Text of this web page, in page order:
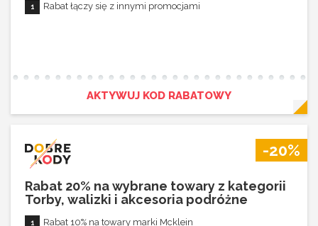
Rabat łączy się z innymi promocjami
AKTYWUJ KOD RABATOWY
-20%
Rabat 20% na wybrane towary z kategorii
Torby, walizki i akcesoria podróżne
Rabat 10% na towary marki Mcklein